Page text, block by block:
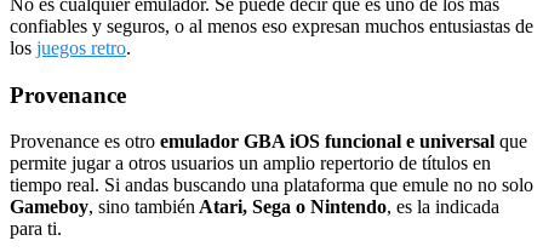
No es cualquier emulador. Se puede decir que es uno de los más
confiables y seguros, o al menos eso expresan muchos entusiastas de
los juegos retro.
Provenance
Provenance es otro emulador GBA iOS funcional e universal que
permite jugar a otros usuarios un amplio repertorio de títulos en
tiempo real. Si andas buscando una plataforma que emule no no solo
Gameboy, sino también Atari, Sega o Nintendo, es la indicada
para ti.